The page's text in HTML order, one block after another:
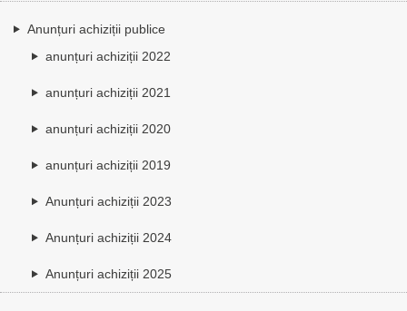
Anunțuri achiziții publice
anunțuri achiziții 2022
anunțuri achiziții 2021
anunțuri achiziții 2020
anunțuri achiziții 2019
Anunțuri achiziții 2023
Anunțuri achiziții 2024
Anunțuri achiziții 2025